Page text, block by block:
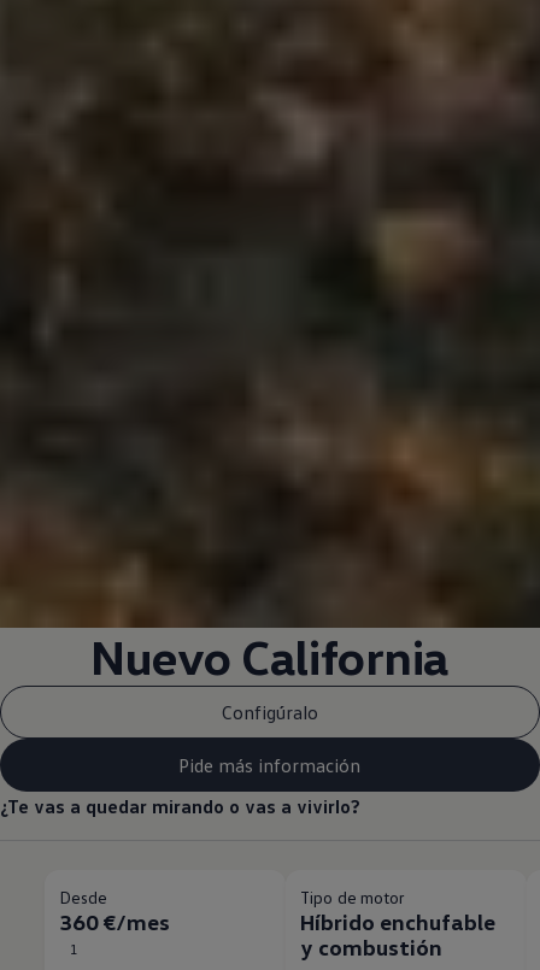
Nuevo California
Configúralo
Pide más información
¿Te vas a quedar mirando o vas a vivirlo?
Desde
360 €/mes
1
Tipo de motor
Híbrido enchufable
y combustión